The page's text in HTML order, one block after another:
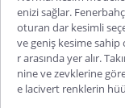
enizi sağlar.
oturan dar kesimli
ve geniş kesime
r arasında yer alır.
nine ve zevklerine
e lacivert renklerin